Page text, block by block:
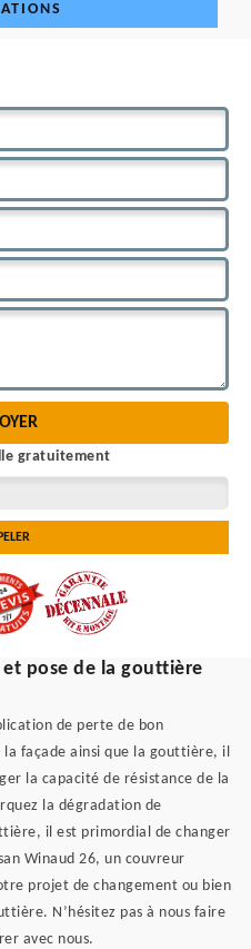
gratuitement
pose de la gouttière
de perte de bon
façade ainsi que la gouttière, il
la capacité de résistance de la
la dégradation de
il est primordial de changer
Winaud 26, un couvreur
projet de changement ou bien
N’hésitez pas à nous faire
avec nous.